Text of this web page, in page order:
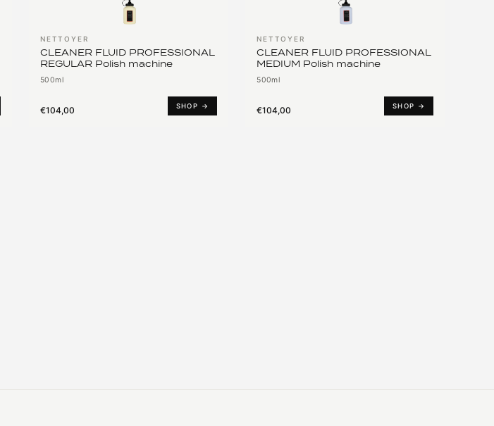
NETTOYER
CLEANER FLUID PROFESSIONAL
REGULAR Polish machine
500ml
€104,00 SHOP →
NETTOYER
CLEANER FLUID PROFESSIONAL
MEDIUM Polish machine
500ml
€104,00 SHOP →